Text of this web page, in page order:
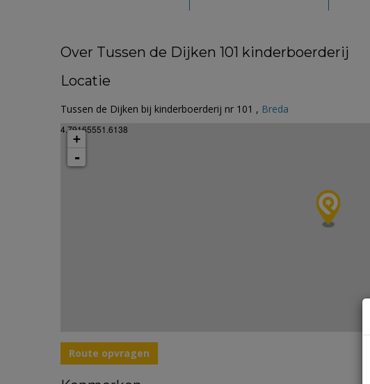
Over Tussen de Dijken 101 kinderboerderij
Locatie
Tussen de Dijken bij kinderboerderij nr 101 , Breda
4.79165551.6138
+
-
Route opvragen